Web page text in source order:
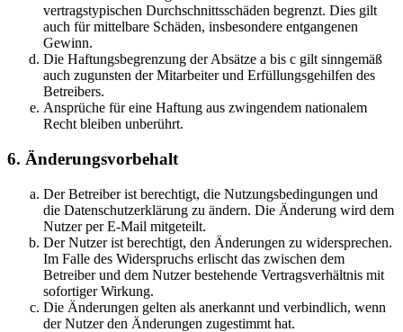
vertragstypischen Durchschnittsschäden begrenzt. Dies gilt
auch für mittelbare Schäden, insbesondere entgangenen
Gewinn.
Die Haftungsbegrenzung der Absätze a bis c gilt sinngemäß
auch zugunsten der Mitarbeiter und Erfüllungsgehilfen des
Betreibers.
Ansprüche für eine Haftung aus zwingendem nationalem
Recht bleiben unberührt.
6. Änderungsvorbehalt
Der Betreiber ist berechtigt, die Nutzungsbedingungen und
die Datenschutzerklärung zu ändern. Die Änderung wird dem
Nutzer per E-Mail mitgeteilt.
Der Nutzer ist berechtigt, den Änderungen zu widersprechen.
Im Falle des Widerspruchs erlischt das zwischen dem
Betreiber und dem Nutzer bestehende Vertragsverhältnis mit
sofortiger Wirkung.
Die Änderungen gelten als anerkannt und verbindlich, wenn
der Nutzer den Änderungen zugestimmt hat.